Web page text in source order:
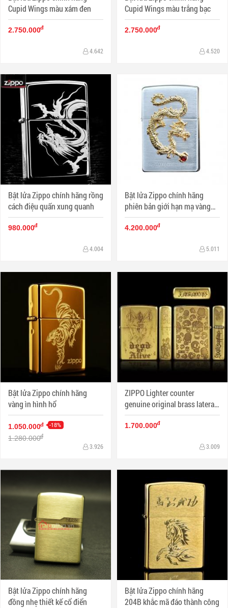
Cupid Wings màu xám đen
2.750.000đ
4.642
Cupid Wings màu trắng bạc
2.750.000đ
4.520
Bật lửa Zippo chính hãng rồng
cách điệu quấn xung quanh
980.000đ
4.004
Bật lửa Zippo chính hãng
phiên bản giới hạn mạ vàng
Dragon giữ ngọc
4.200.000đ
5.011
Bật lửa Zippo chính hãng
vàng ìn hình hổ
1.050.000đ -18%
1.280.000đ
3.926
ZIPPO Lighter counter
genuine original brass lateral
skull danger signs
1.700.000đ
3.009
Bật lửa Zippo chính hãng
đồng nhẹ thiết kế cổ điển
Bật lửa Zippo chính hãng
204B khắc mã đáo thành công